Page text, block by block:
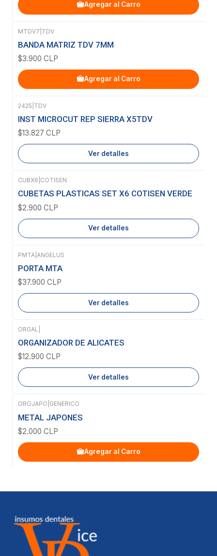
Agregar al Carro
MTDV7 TDV
BANDA MATRIZ TDV 7MM
$3.900 CLP
Agregar al Carro
Agotado
2425 TDV
INST MICROCUT REP SIERRA X5TDV
$13.827 CLP
Ver detalles
Agotado
CUBX6 COTISEN
CUBETAS PLASTICAS SET X6 COTISEN VERDE
$2.900 CLP
Ver detalles
Agotado
PMTA ANGELUS
PORTA MTA
$37.900 CLP
Ver detalles
Agotado
ORGAL
ORGANIZADOR DE ALICATES
$12.900 CLP
Ver detalles
OROJAPO GENERICO
METAL JAPONES
$2.000 CLP
Agregar al Carro